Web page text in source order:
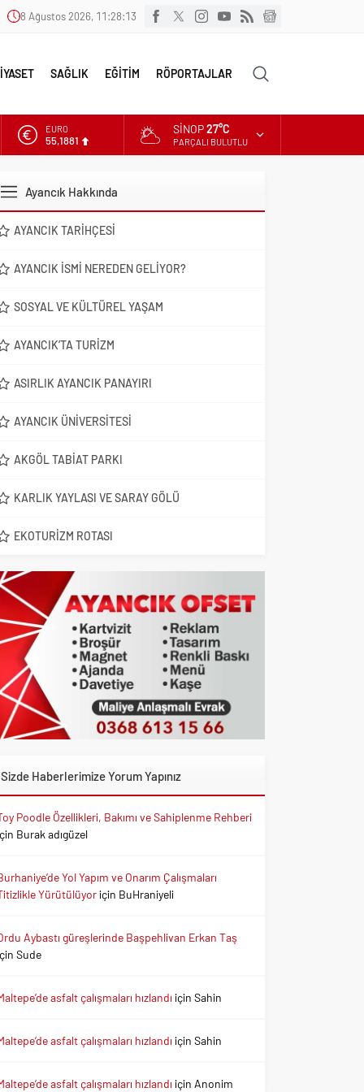
8 Ağustos 2026, 11:28:14
SAĞLIK EĞİTİM RÖPORTAJLAR
EURO
55,1881
DOLAR
SINOP27°C
PARÇALI BULUTLU
Ayancık Hakkında
AYANCIK TARIHÇESI
AYANCIK İSMI NEREDEN GELIYOR?
SOSYAL VE KÜLTÜREL YAŞAM
AYANCIK’TA TURIZM
ASIRLIK AYANCIK PANAYIRI
AYANCIK ÜNIVERSITESI
AKGÖL TABIAT PARKI
KARLIK YAYLASI VE SARAY GÖLÜ
EKOTURIZM ROTASI
Sizde Haberlerimize Yorum Yapınız
Poodle Özellikleri, Bakımı ve Sahiplenme Rehberi
Burak adıgüzel
Yol Yapım ve Onarım Çalışmaları
Yürütülüyoriçin BuHraniyeli
Aybastı güreşlerinde Başpehlivan Erkan Taş
Sude
asfalt çalışmaları hızlandı içinSahin
asfalt çalışmaları hızlandı içinSahin
asfalt çalışmaları hızlandı için Anonim